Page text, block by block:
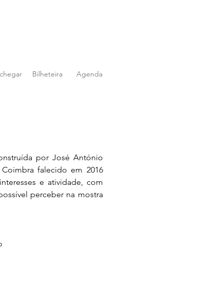
Bilheteira Agenda
por José António
falecido em 2016
e atividade, com
perceber na mostra